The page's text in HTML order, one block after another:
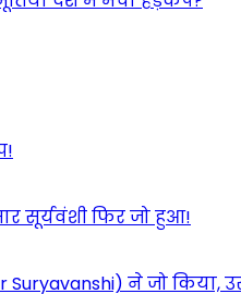
सूर्यवंशी फिर जो हुआ!
Suryavanshi) ने जो